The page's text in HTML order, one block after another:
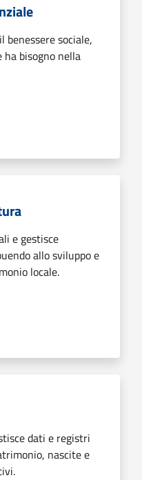
sociale,
ha bisogno nella
e gestisce
allo sviluppo e
locale.
dati e registri
nascite e